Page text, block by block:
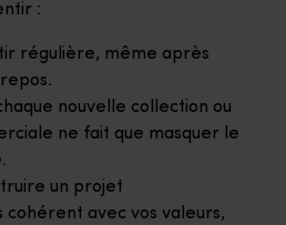
:
régulière, même après
nouvelle collection ou
ne fait que masquer le
un projet
cohérent avec vos valeurs,